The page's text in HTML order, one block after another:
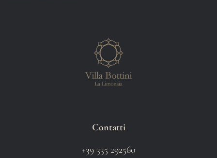
Contatti
+39 335 292560